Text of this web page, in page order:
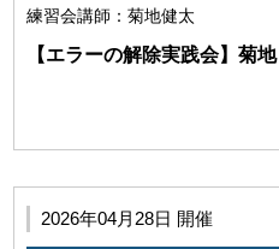
練習会講師：菊地健太
【エラーの解除実践会】菊地
2026年04月28日 開催